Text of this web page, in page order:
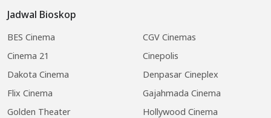
Jadwal Bioskop
BES Cinema
CGV Cinemas
Cinema 21
Cinepolis
Dakota Cinema
Denpasar Cineplex
Flix Cinema
Gajahmada Cinema
Golden Theater
Hollywood Cinema